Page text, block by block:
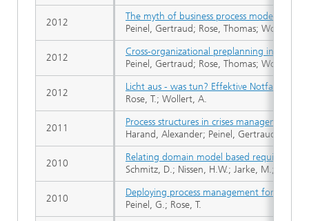
The myth of business process modelling
Peinel, Gertraud; Rose, Thomas; Wollert,
Cross-organizational preplanning in
Peinel, Gertraud; Rose, Thomas; Wollert,
Licht aus - was tun? Effektive
Rose, T.; Wollert, A.
Process structures in crises management
Harand, Alexander; Peinel, Gertraud; Rose,
Relating domain model based
Schmitz, D.; Nissen, H.W.; Jarke, M.; Rose, T.
Deploying process management for
Peinel, G.; Rose, T.
2012
2012
2012
2011
2010
2010